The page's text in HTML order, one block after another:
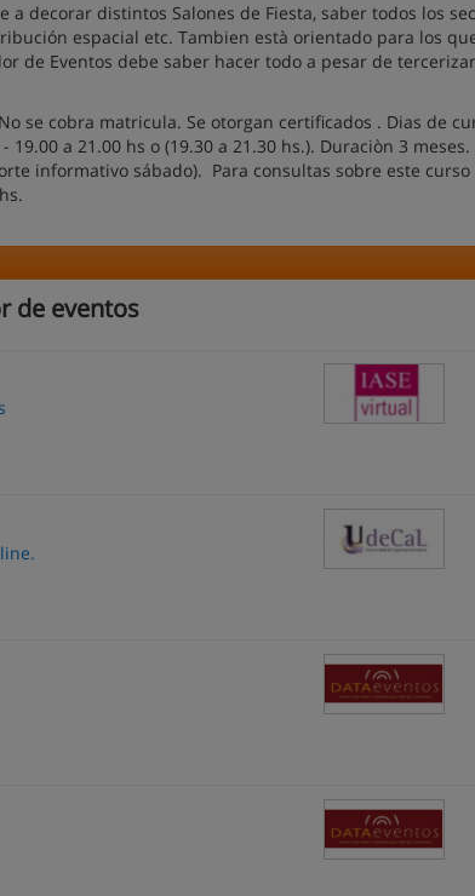
decorar distintos Salones de Fiesta, saber todos los
espacial etc. Tambien està orientado para los
de Eventos debe saber hacer todo a pesar de
se cobra matricula. Se otorgan certificados . Dias de
a 21.00 hs o (19.30 a 21.30 hs.). Duraciòn 3 meses.
informativo sábado). Para consultas sobre este curso
de eventos